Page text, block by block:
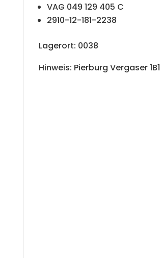
VAG 049 129 405 C
2910-12-181-2238
Lagerort: 0038
Hinweis: Pierburg Vergaser 1B1